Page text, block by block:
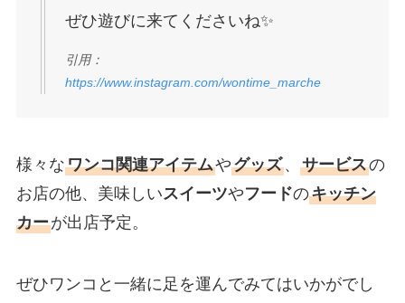
ぜひ遊びに来てくださいね✨
引用：
https://www.instagram.com/wontime_marche
様々なワンコ関連アイテムやグッズ、 サービスの
お店の他、美味しいスイーツやフードのキッチン
カーが出店予定。
ぜひワンコと一緒に足を運んでみてはいかがでし